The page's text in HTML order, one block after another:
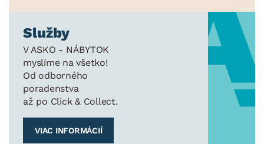
Služby
V ASKO - NÁBYTOK
myslíme na všetko!
Od odborného
poradenstva
až po Click & Collect.
VIAC INFORMÁCIÍ